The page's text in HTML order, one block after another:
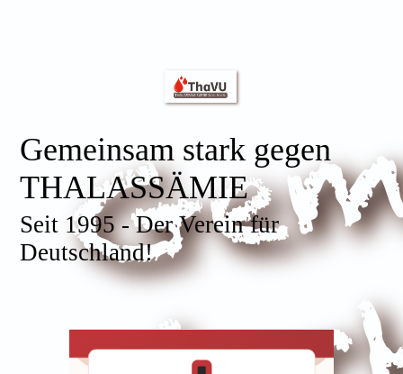
Gemeinsam stark gegen
THALASSÄMIE
Seit 1995 - Der Verein für
Deutschland!